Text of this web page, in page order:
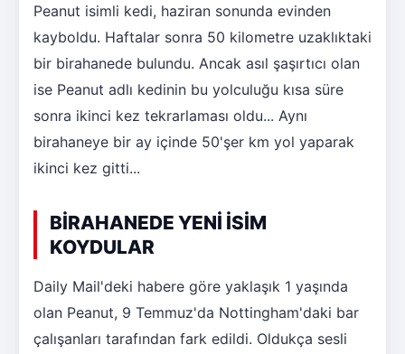
Peanut isimli kedi, haziran sonunda evinden
kayboldu. Haftalar sonra 50 kilometre uzaklıktaki
bir birahanede bulundu. Ancak asıl şaşırtıcı olan
ise Peanut adlı kedinin bu yolculuğu kısa süre
sonra ikinci kez tekrarlaması oldu... Aynı
birahaneye bir ay içinde 50'şer km yol yaparak
ikinci kez gitti...
BİRAHANEDE YENİ İSİM
KOYDULAR
Daily Mail'deki habere göre yaklaşık 1 yaşında
olan Peanut, 9 Temmuz'da Nottingham'daki bar
çalışanları tarafından fark edildi. Oldukça sesli